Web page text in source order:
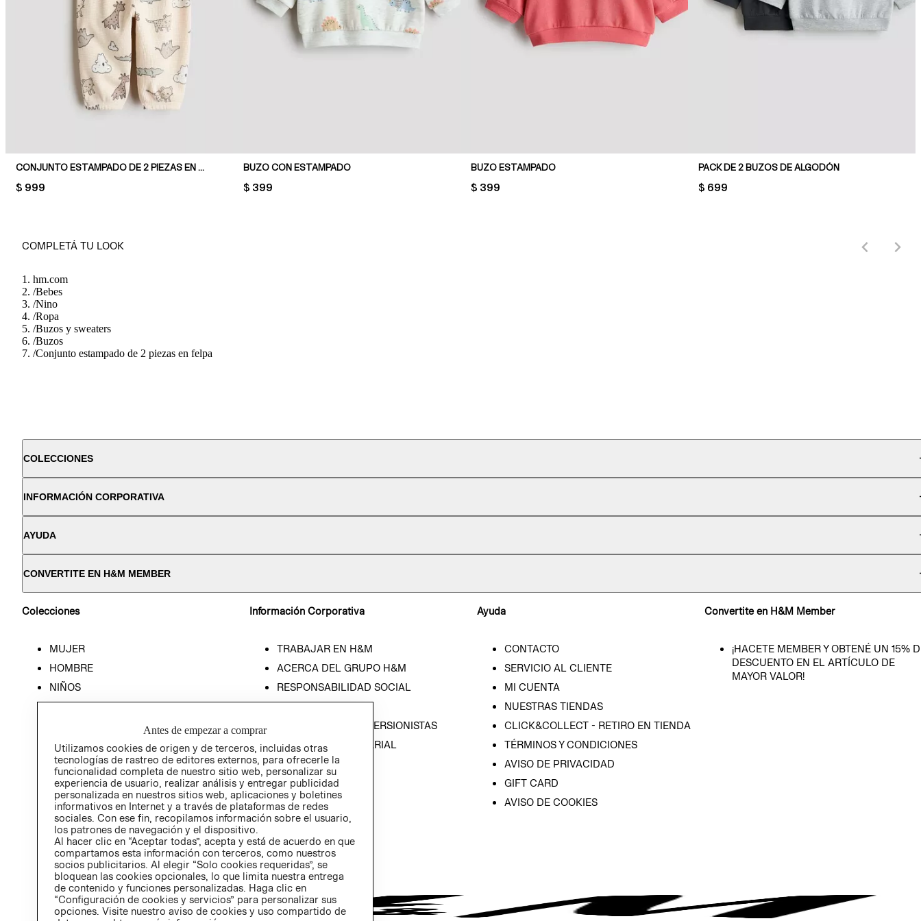
CONJUNTO ESTAMPADO DE 2 PIEZAS EN PUNTO WAFFLE
PRICE:
$ 999
BUZO CON ESTAMPADO
PRICE:
$ 399
BUZO ESTAMPADO
PRICE:
$ 399
PACK DE 2 BUZOS DE ALGODÓN
PRICE:
$ 699
COMPLETÁ TU LOOK
hm.com
/Bebes
/Nino
/Ropa
/Buzos y sweaters
/Buzos
/Conjunto estampado de 2 piezas en felpa
COLECCIONES
INFORMACIÓN CORPORATIVA
AYUDA
CONVERTITE EN H&M MEMBER
Colecciones
MUJER
HOMBRE
NIÑOS
HOME
Información Corporativa
TRABAJAR EN H&M
ACERCA DEL GRUPO H&M
RESPONSABILIDAD SOCIAL
PRENSA
RELACIÓN CON INVERSIONISTAS
POLÍTICA EMPRESARIAL
Ayuda
CONTACTO
SERVICIO AL CLIENTE
MI CUENTA
NUESTRAS TIENDAS
CLICK&COLLECT - RETIRO EN TIENDA
TÉRMINOS Y CONDICIONES
AVISO DE PRIVACIDAD
GIFT CARD
AVISO DE COOKIES
Convertite en H&M Member
¡HACETE MEMBER Y OBTENÉ UN 15%
DESCUENTO EN EL ARTÍCULO DE
MAYOR VALOR!
Antes de empezar a comprar
Utilizamos cookies de origen y de terceros, incluidas otras
tecnologías de rastreo de editores externos, para ofrecerle la
funcionalidad completa de nuestro sitio web, personalizar su
experiencia de usuario, realizar análisis y entregar publicidad
personalizada en nuestros sitios web, aplicaciones y boletines
informativos en Internet y a través de plataformas de redes
sociales. Con ese fin, recopilamos información sobre el usuario,
los patrones de navegación y el dispositivo.
Al hacer clic en “Aceptar todas”, acepta y está de acuerdo en que
compartamos esta información con terceros, como nuestros
socios publicitarios. Al elegir “Solo cookies requeridas”, se
bloquean las cookies opcionales, lo que limita nuestra entrega
de contenido y funciones personalizadas. Haga clic en
“Configuración de cookies y servicios” para personalizar sus
opciones. Visite nuestro aviso de cookies y uso compartido de